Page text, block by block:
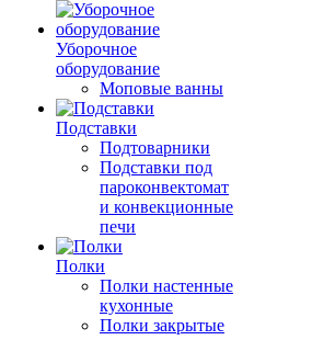
Уборочное
оборудование
Моповые ванны
Подставки
Подтоварники
Подставки под
пароконвектомат
и конвекционные
печи
Полки
Полки настенные
кухонные
Полки закрытые